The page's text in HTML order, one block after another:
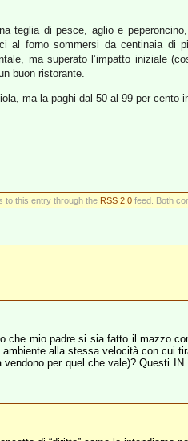
teglia di pesce, aglio e
forno sommersi da centinaia di
ma superato l’impatto iniziale
buon ristorante.
ma la paghi dal 50 al 99 per cento
to this entry through the RSS 2.0feed. Both
mio padre si sia fatto il mazzo
alla stessa velocità con cui
per quel che vale)? Questi